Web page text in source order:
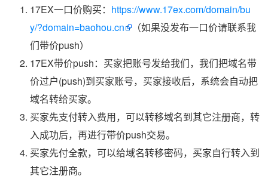
17EX一口价购买： https://www.17ex.com/domain/bu
y/?domain=baohou.cn
（如果没发布一口价请联系我
们带价push）
17EX带价push：买家把账号发给我们，我们把域名带
价过户(push)到买家账号，买家接收后，系统会自动把
域名转给买家。
买家先支付转入费用，可以转移域名到其它注册商，转
入成功后，再进行带价push交易。
买家先付全款，可以给域名转移密码，买家自行转入到
其它注册商。